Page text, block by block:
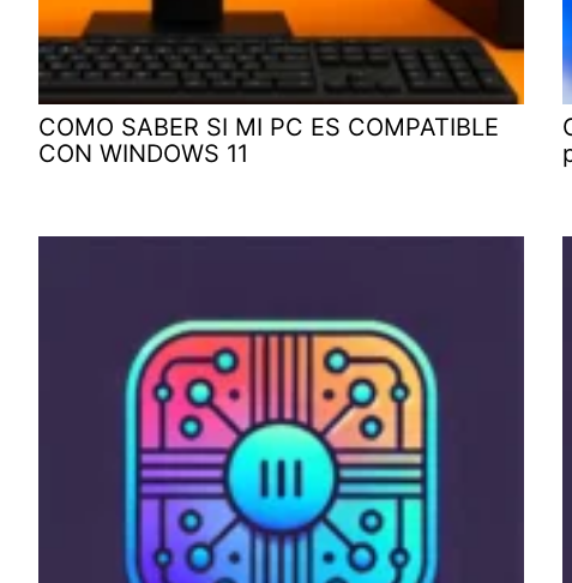
COMO SABER SI MI PC ES COMPATIBLE
CON WINDOWS 11